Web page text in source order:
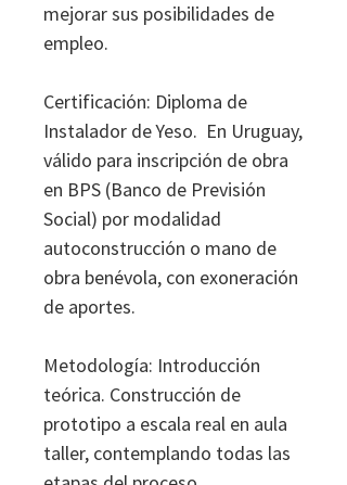
mejorar sus posibilidades de
empleo.
Certificación: ​Diploma de
Instalador de Yeso. En Uruguay,
válido para inscripción de obra
en BPS (Banco de Previsión
Social) por modalidad
autoconstrucción o mano de
obra benévola, con exoneración
de aportes.
Metodología: Introducción
teórica. Construcción de
prototipo a escala real en aula
taller, contemplando todas las